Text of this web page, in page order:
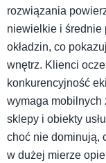
rozwiązania
niewielkie i średnie
okładzin, co
wnętrz. Klienci
konkurencyjność
wymaga mobilnych
sklepy i obiekty
choć nie dominują,
w dużej mierze